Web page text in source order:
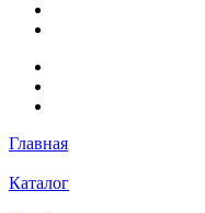
Главная
Каталог